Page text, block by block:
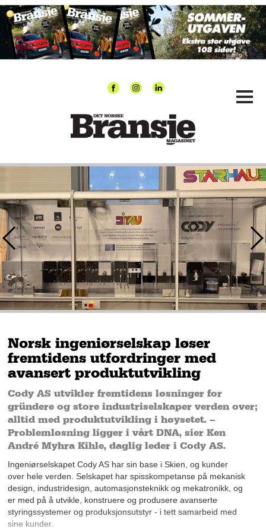
Norsk ingeniørselskap løser
fremtidens utfordringer med
avansert produktutvikling
Cody AS utvikler fremtidens løsninger for
gründere og store industriselskaper verden over;
alltid med produktutvikling i høysetet. –
Problemløsning ligger i vårt DNA, sier Ken
André Myhra Kihle, daglig leder i Cody AS.
Ingeniørselskapet Cody AS har sin base i Skien, og kunder
over hele verden. Selskapet har spisskompetanse på mekanisk
design, industridesign, automasjonsteknikk og mekatronikk, og
er med på å utvikle, konstruere og produsere avanserte
styringssystemer og produksjonsutstyr - i tett samarbeid med
sine kunder.